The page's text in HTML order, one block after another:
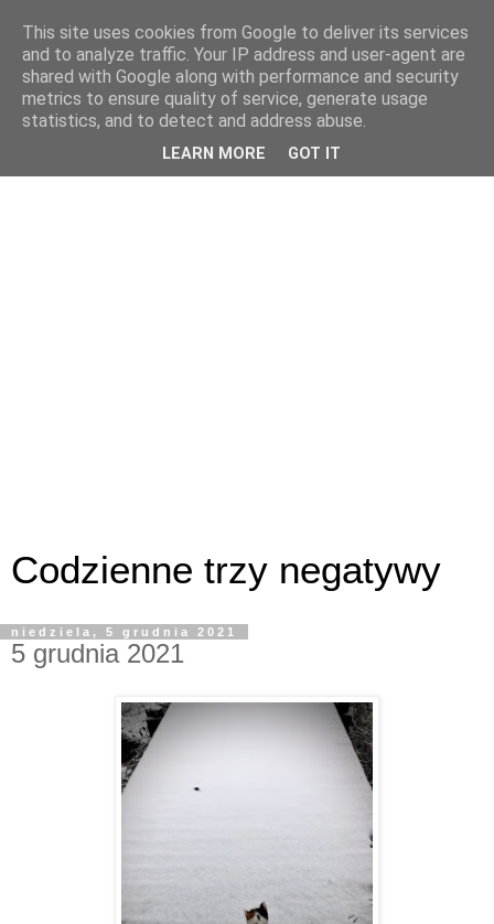
Codzienne trzy negatywy
niedziela, 5 grudnia 2021
5 grudnia 2021
This site uses cookies from Google to deliver its services
and to analyze traffic. Your IP address and user-agent are
shared with Google along with performance and security
metrics to ensure quality of service, generate usage
statistics, and to detect and address abuse.
LEARN MORE GOT IT